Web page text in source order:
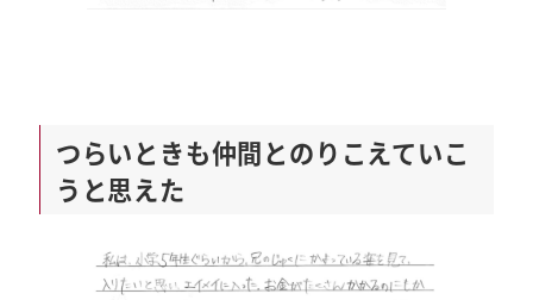
つらいときも仲間とのりこえていこ
うと思えた